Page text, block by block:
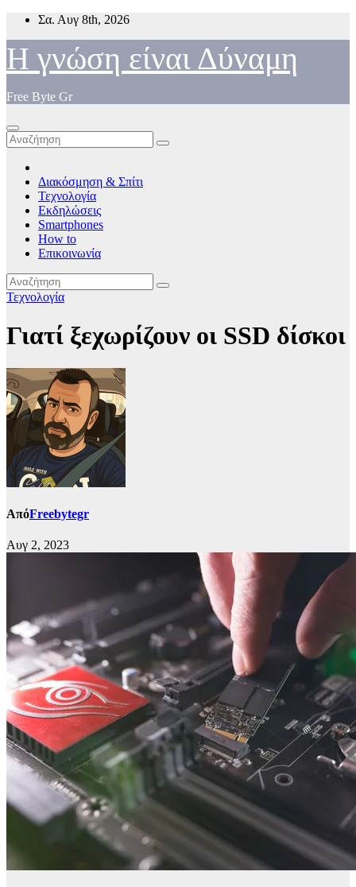
Μετάβαση
περιεχόμενο
Σα. Αυγ 8th, 2026
Η γνώση είναι Δύναμη
Free Byte Gr
Διακόσμηση & Σπίτι
Τεχνολογία
Εκδηλώσεις
Smartphones
How to
Επικοινωνία
Τεχνολογία
Γιατί ξεχωρίζουν οι SSD δίσκοι
ΑπόFreebytegr
Αυγ 2, 2023